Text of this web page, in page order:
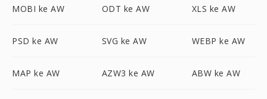
MOBI ke AW ODT ke AW XLS ke AW
PSD ke AW SVG ke AW WEBP ke AW
MAP ke AW AZW3 ke AW ABW ke AW